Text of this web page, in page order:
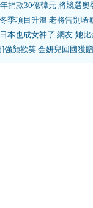
捐款30億韓元 將競選奧
季項目升溫 老將告別唏
本也成女神了 網友:她
強顏歡笑 金妍兒回國獲